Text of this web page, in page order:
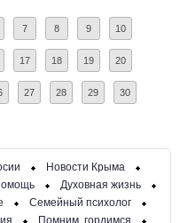
7 8 9 10
17 18 19 20
27 28 29 30
Новости Крыма
Духовная жизнь
Семейный психолог
Помним, гордимся